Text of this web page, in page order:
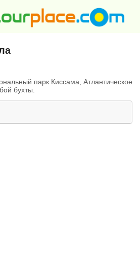
парк Киссама, Атлантическое
бухты.